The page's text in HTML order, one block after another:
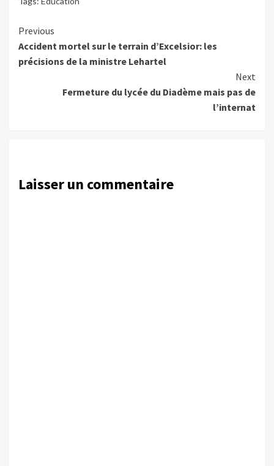
Continue
Reading
Previous
Accident mortel sur le terrain d’Excelsior: les
précisions de la ministre Lehartel
Next
Fermeture du lycée du Diadème mais pas de
l’internat
Laisser un commentaire